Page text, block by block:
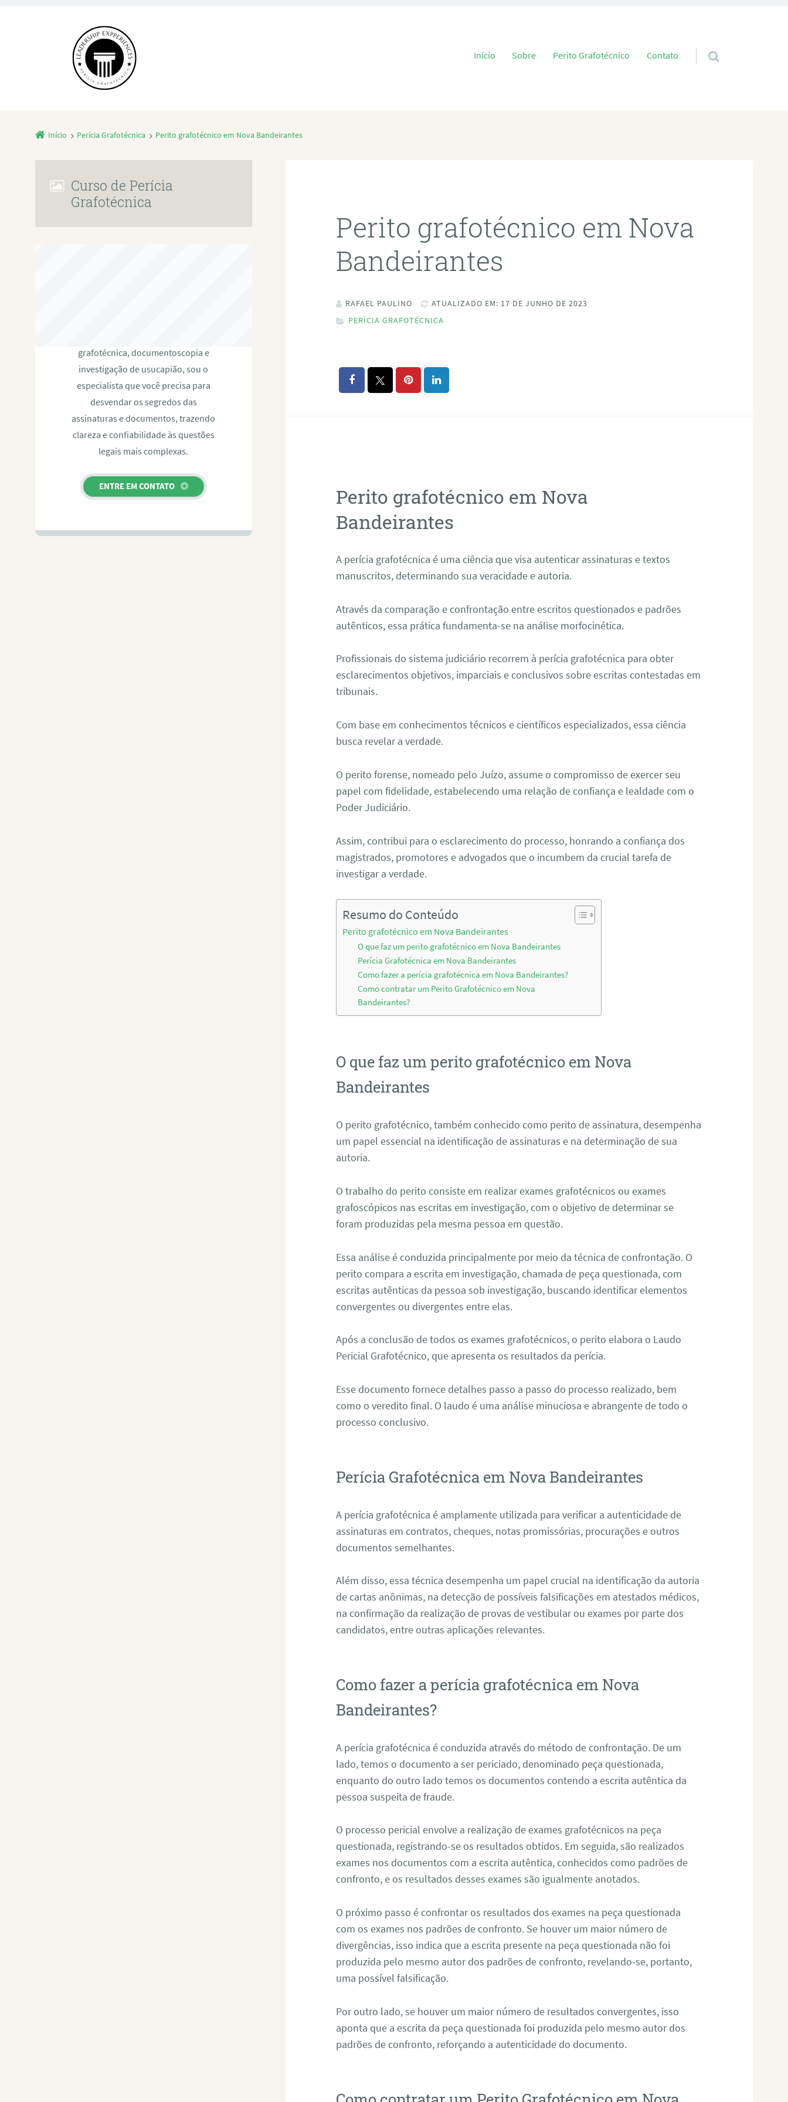
Pular para o conteúdo
Início Sobre Perito Grafotécnico Contato
Início Perícia Grafotécnica Perito grafotécnico em Nova Bandeirantes
Perito grafotécnico em Nova
Bandeirantes
RAFAEL PAULINO
ATUALIZADO EM: 17 DE JUNHO DE 2023
PERÍCIA GRAFOTÉCNICA
Perito grafotécnico em Nova
Bandeirantes
A perícia grafotécnica é uma ciência que visa autenticar assinaturas e textos
manuscritos, determinando sua veracidade e autoria.
Através da comparação e confrontação entre escritos questionados e padrões
autênticos, essa prática fundamenta-se na análise morfocinética.
Profissionais do sistema judiciário recorrem à perícia grafotécnica para obter
esclarecimentos objetivos, imparciais e conclusivos sobre escritas contestadas em
tribunais.
Com base em conhecimentos técnicos e científicos especializados, essa ciência
busca revelar a verdade.
O perito forense, nomeado pelo Juízo, assume o compromisso de exercer seu
papel com fidelidade, estabelecendo uma relação de confiança e lealdade com o
Poder Judiciário.
Assim, contribui para o esclarecimento do processo, honrando a confiança dos
magistrados, promotores e advogados que o incumbem da crucial tarefa de
investigar a verdade.
Resumo do Conteúdo
Perito grafotécnico em Nova Bandeirantes
O que faz um perito grafotécnico em Nova Bandeirantes
Perícia Grafotécnica em Nova Bandeirantes
Como fazer a perícia grafotécnica em Nova Bandeirantes?
Como contratar um Perito Grafotécnico em Nova
Bandeirantes?
O que faz um perito grafotécnico em Nova
Bandeirantes
O perito grafotécnico, também conhecido como perito de assinatura, desempenha
um papel essencial na identificação de assinaturas e na determinação de sua
autoria.
O trabalho do perito consiste em realizar exames grafotécnicos ou exames
grafoscópicos nas escritas em investigação, com o objetivo de determinar se
foram produzidas pela mesma pessoa em questão.
Essa análise é conduzida principalmente por meio da técnica de confrontação. O
perito compara a escrita em investigação, chamada de peça questionada, com
escritas autênticas da pessoa sob investigação, buscando identificar elementos
convergentes ou divergentes entre elas.
Após a conclusão de todos os exames grafotécnicos, o perito elabora o Laudo
Pericial Grafotécnico, que apresenta os resultados da perícia.
Esse documento fornece detalhes passo a passo do processo realizado, bem
como o veredito final. O laudo é uma análise minuciosa e abrangente de todo o
processo conclusivo.
Perícia Grafotécnica em Nova Bandeirantes
A perícia grafotécnica é amplamente utilizada para verificar a autenticidade de
assinaturas em contratos, cheques, notas promissórias, procurações e outros
documentos semelhantes.
Além disso, essa técnica desempenha um papel crucial na identificação da autoria
de cartas anônimas, na detecção de possíveis falsificações em atestados médicos,
na confirmação da realização de provas de vestibular ou exames por parte dos
candidatos, entre outras aplicações relevantes.
Como fazer a perícia grafotécnica em Nova
Bandeirantes?
A perícia grafotécnica é conduzida através do método de confrontação. De um
lado, temos o documento a ser periciado, denominado peça questionada,
enquanto do outro lado temos os documentos contendo a escrita autêntica da
pessoa suspeita de fraude.
O processo pericial envolve a realização de exames grafotécnicos na peça
questionada, registrando-se os resultados obtidos. Em seguida, são realizados
exames nos documentos com a escrita autêntica, conhecidos como padrões de
confronto, e os resultados desses exames são igualmente anotados.
O próximo passo é confrontar os resultados dos exames na peça questionada
com os exames nos padrões de confronto. Se houver um maior número de
divergências, isso indica que a escrita presente na peça questionada não foi
produzida pelo mesmo autor dos padrões de confronto, revelando-se, portanto,
uma possível falsificação.
Por outro lado, se houver um maior número de resultados convergentes, isso
aponta que a escrita da peça questionada foi produzida pelo mesmo autor dos
padrões de confronto, reforçando a autenticidade do documento.
Curso de Perícia
Grafotécnica
grafotécnica, documentoscopia e
investigação de usucapião, sou o
especialista que você precisa para
desvendar os segredos das
assinaturas e documentos, trazendo
clareza e confiabilidade às questões
legais mais complexas.
ENTRE EM CONTATO